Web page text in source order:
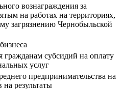
вознаграждения за
на работах на территориях,
загрязнению Чернобыльской
гражданам субсидий на оплату
услуг
предпринимательства на
результаты